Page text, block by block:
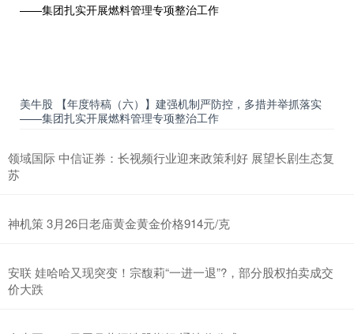
美牛股 【年度特稿（六）】建强机制严防控，多措并举抓落实
——集团扎实开展燃料管理专项整治工作
领域国际 中信证券：长视频行业迎来政策利好 展望长剧生态复
苏
神机策 3月26日老庙黄金黄金价格914元/克
安联 娃哈哈又现突变！宗馥莉“一进一退”?，部分股权拍卖成交
价大跌